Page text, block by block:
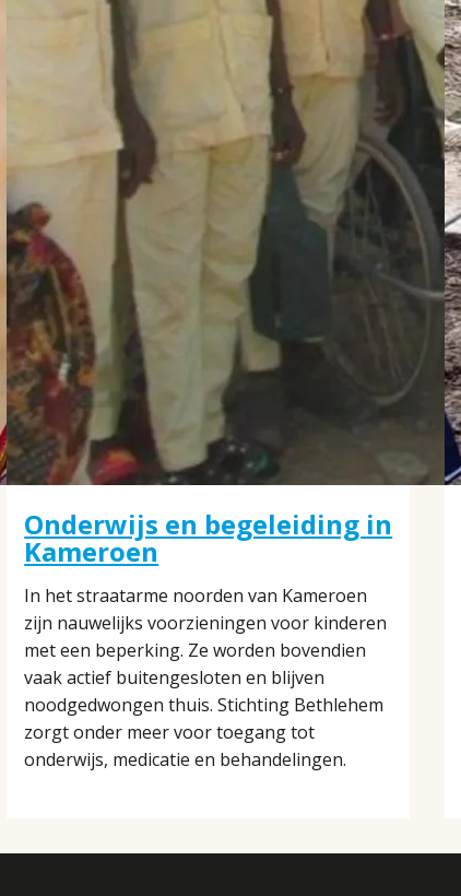
Onderwijs en begeleiding in
Kameroen
In het straatarme noorden van Kameroen
zijn nauwelijks voorzieningen voor kinderen
met een beperking. Ze worden bovendien
vaak actief buitengesloten en blijven
noodgedwongen thuis. Stichting Bethlehem
zorgt onder meer voor toegang tot
onderwijs, medicatie en behandelingen.